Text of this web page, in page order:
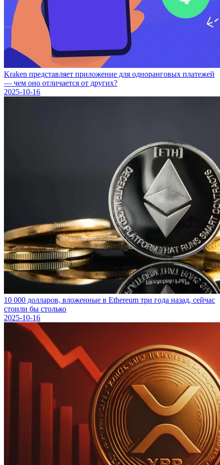
Kraken представляет приложение для одноранговых платежей
— чем оно отличается от других?
2025-10-16
10 000 долларов, вложенные в Ethereum три года назад, сейчас
стоили бы столько
2025-10-16